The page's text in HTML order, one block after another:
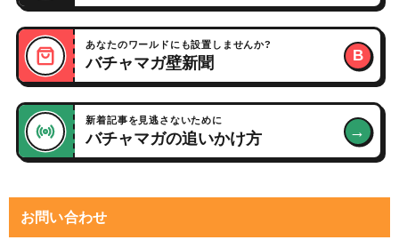
あなたのワールドにも設置しませんか?
バチャマガ壁新聞 B
新着記事を見逃さないために
バチャマガの追いかけ方 →
お問い合わせ